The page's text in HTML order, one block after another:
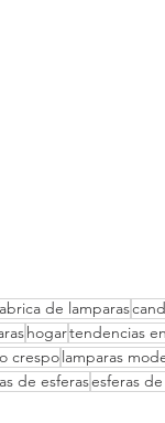
de lamparas
hogartendencias
crespolamparas
de esferasesferas